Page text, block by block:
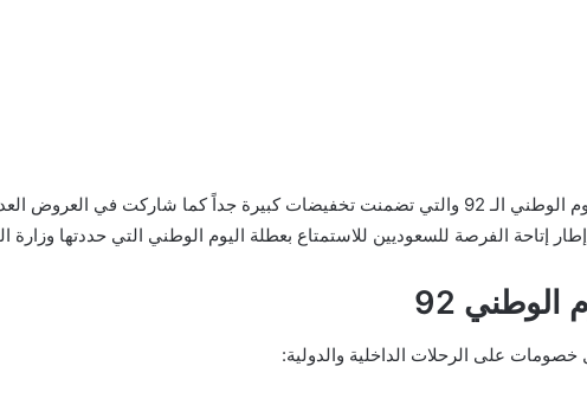
أعلنت العديد من الشركات والمؤسسات عن عروضها بمناسبة اليوم الوطني الـ 92 والتي تضمنت
إتاحة الفرصة للسعوديين للاستمتاع بعطلة اليوم الوطني التي حددتها وزارة
92
على الرحلات الداخلية والدولية: